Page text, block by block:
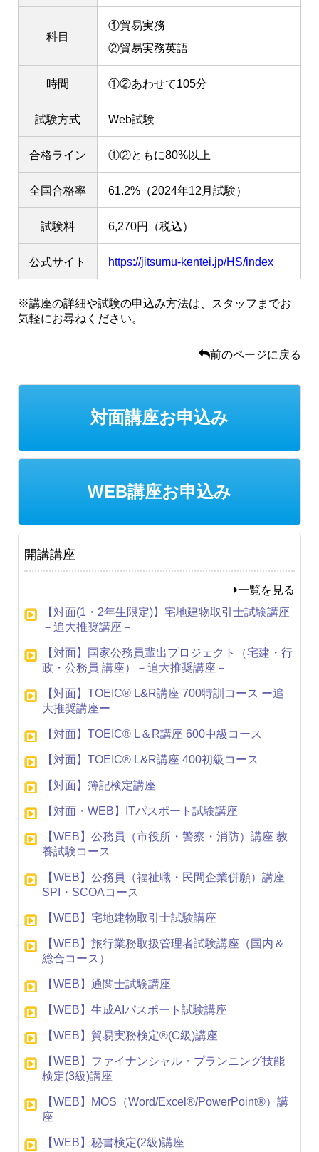
科目
①貿易実務
②貿易実務英語
時間 ①②あわせて105分
試験方式 Web試験
合格ライン ①②ともに80%以上
全国合格率 61.2%（2024年12月試験）
試験料 6,270円（税込）
公式サイト https://jitsumu-kentei.jp/HS/index
※講座の詳細や試験の申込み方法は、スタッフまでお
気軽にお尋ねください。
前のページに戻る
対面講座お申込み
WEB講座お申込み
開講講座
一覧を見る
【対面(1・2年生限定)】宅地建物取引士試験講座
－追大推奨講座－
【対面】国家公務員輩出プロジェクト（宅建・行
政・公務員 講座）－追大推奨講座－
【対面】TOEIC® L&R講座 700特訓コース ー追
大推奨講座ー
【対面】TOEIC® L＆R講座 600中級コース
【対面】TOEIC® L&R講座 400初級コース
【対面】簿記検定講座
【対面・WEB】ITパスポート試験講座
【WEB】公務員（市役所・警察・消防）講座 教
養試験コース
【WEB】公務員（福祉職・民間企業併願）講座
SPI・SCOAコース
【WEB】宅地建物取引士試験講座
【WEB】旅行業務取扱管理者試験講座（国内＆
総合コース）
【WEB】通関士試験講座
【WEB】生成AIパスポート試験講座
【WEB】貿易実務検定®(C級)講座
【WEB】ファイナンシャル・プランニング技能
検定(3級)講座
【WEB】MOS（Word/Excel®/PowerPoint®）講
座
【WEB】秘書検定(2級)講座